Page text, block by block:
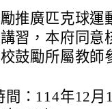
推廣匹克球運
習，本府同意
鼓勵所屬教師
間：114年12